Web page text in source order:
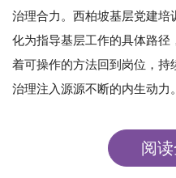
治理合力。西柏坡基层党建
化为指导基层工作的具体路
着可操作的方法回到岗位，
治理注入源源不断的内生动力。
阅